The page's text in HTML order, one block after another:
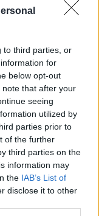
to third parties, or
for
below opt-out
that after your
seeing
utilized by
parties prior to
of the further
third parties on the
information may
the IAB’s List of
disclose it to other